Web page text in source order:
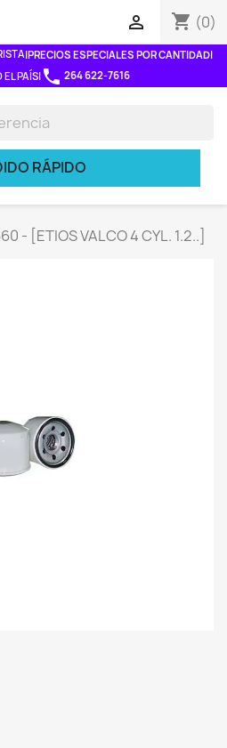
shopping_cart (0)

|PRECIOS ESPECIALES POR CANTIDAD|
PAÍS|phone 264 622-7616
RÁPIDO
- [ETIOS VALCO 4 CYL. 1.2..]